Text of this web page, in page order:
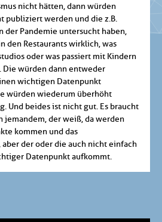
nicht hätten, dann würden
publiziert werden und die z.B.
der Pandemie untersucht haben,
den Restaurants wirklich, was
oder was passiert mit Kindern
Die würden dann entweder
wichtigen Datenpunkt
würden wiederum überhöht
Und beides ist nicht gut. Es braucht
jemandem, der weiß, da werden
kommen und das
aber der oder die auch nicht einfach
Datenpunkt aufkommt.